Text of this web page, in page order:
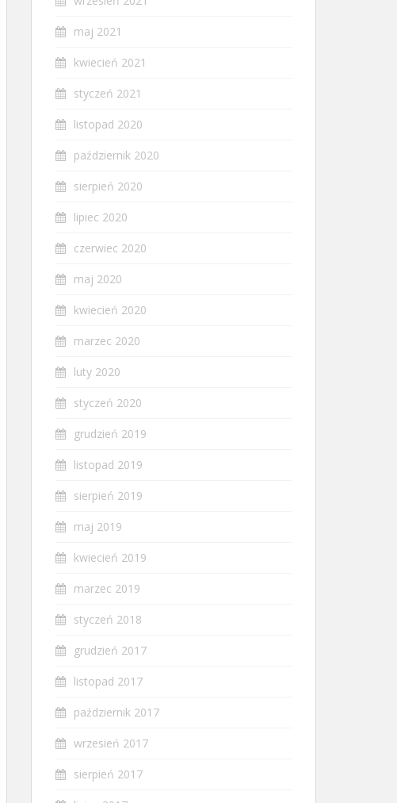
maj 2021
kwiecień 2021
styczeń 2021
listopad 2020
październik 2020
sierpień 2020
lipiec 2020
czerwiec 2020
maj 2020
kwiecień 2020
marzec 2020
luty 2020
styczeń 2020
grudzień 2019
listopad 2019
sierpień 2019
maj 2019
kwiecień 2019
marzec 2019
styczeń 2018
grudzień 2017
listopad 2017
październik 2017
wrzesień 2017
sierpień 2017